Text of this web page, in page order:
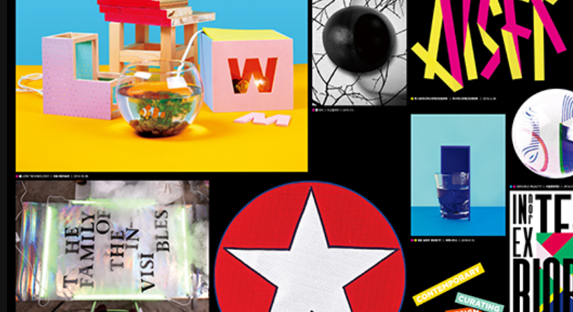
2018
2017
2016
2015
2014
2013
《불연속의 접점들》 도록
Editorial
꽃길 포스터 숨 프로젝트 웹사이트
Website